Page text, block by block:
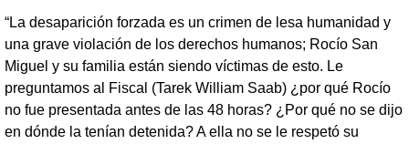
“La desaparición forzada es un crimen de lesa humanidad y
una grave violación de los derechos humanos; Rocío San
Miguel y su familia están siendo víctimas de esto. Le
preguntamos al Fiscal (Tarek William Saab) ¿por qué Rocío
no fue presentada antes de las 48 horas? ¿Por qué no se dijo
en dónde la tenían detenida? A ella no se le respetó su